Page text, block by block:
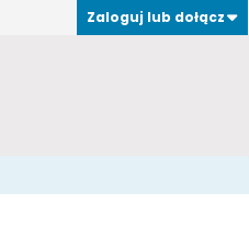
Zaloguj lub dołącz